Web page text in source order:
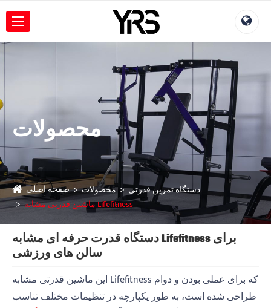
محصولات
صفحه اصلی محصولات
دستگاه تمرین قدرتی
ماشین قدرتی مشابه Lifefitness
دستگاه قدرت حرفه ای مشابه Lifefitness برای
سالن های ورزشی
این ماشین قدرتی مشابه Lifefitness که برای عملی بودن و دوام
طراحی شده است، به طور یکپارچه در تنظیمات مختلف تناسب